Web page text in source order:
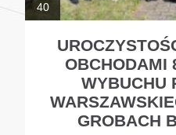
40
OBCHODAMI
WYBUCHU
GROBACH